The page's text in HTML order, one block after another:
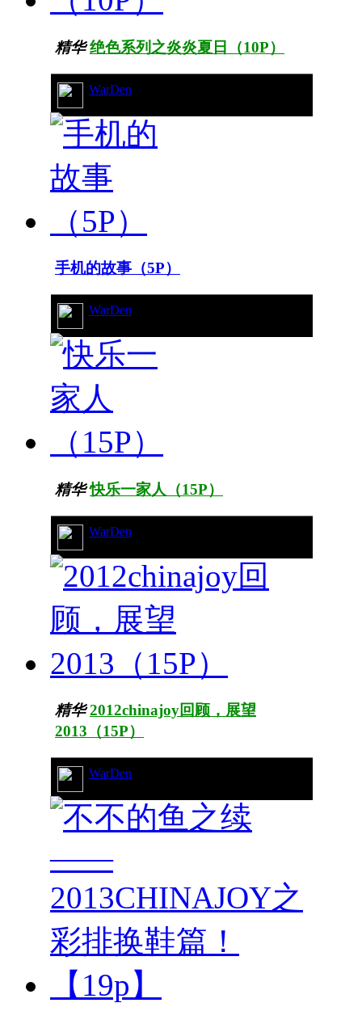
精华 绝色系列之炎炎夏日（10P）
WarDen
手机的故事（5P）
WarDen
精华 快乐一家人（15P）
WarDen
精华 2012chinajoy回顾，展望
2013（15P）
WarDen